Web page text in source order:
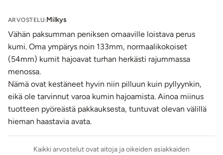
ARVOSTELU:Milkys
Vähän paksumman peniksen omaaville loistava perus
kumi. Oma ympärys noin 133mm, normaalikokoiset
(54mm) kumit hajoavat turhan herkästi rajummassa
menossa.
Nämä ovat kestäneet hyvin niin pilluun kuin pyllyynkin,
eikä ole tarvinnut varoa kumin hajoamista. Ainoa miinus
tuotteen pyöreästä pakkauksesta, tuntuvat olevan välillä
hieman haastavia avata.
Kaikki arvostelut ovat aitoja ja oikeiden asiakkaiden